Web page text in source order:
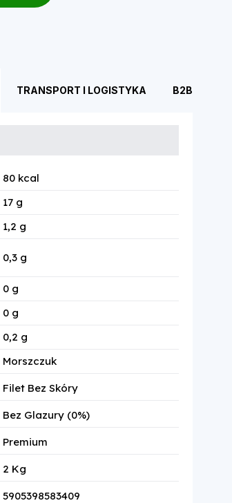
TRANSPORT I LOGISTYKA B2B
80 kcal
17 g
1,2 g
0,3 g
0 g
0 g
0,2 g
Morszczuk
Filet Bez Skóry
Bez Glazury (0%)
Premium
2 Kg
5905398583409